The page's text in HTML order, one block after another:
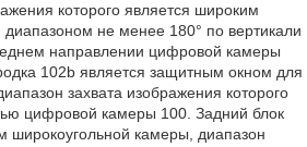
которого является широким
не менее 180° по вертикали
направлении цифровой камеры
102b является защитным окном для
захвата изображения которого
цифровой камеры 100. Задний блок
широкоугольной камеры, диапазон